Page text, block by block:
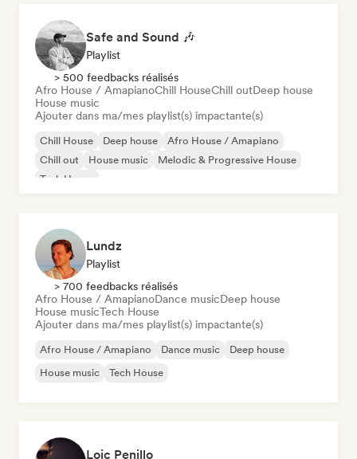
Safe and Sound 🎶
Playlist
> 500 feedbacks réalisés
Afro House / AmapianoChill HouseChill outDeep house
House music
Ajouter dans ma/mes playlist(s) impactante(s)
Chill House Deep house
Afro House / Amapiano
Chill out
House music
Melodic & Progressive House
Tech House
Lundz
Playlist
> 700 feedbacks réalisés
Afro House / AmapianoDance musicDeep house
House musicTech House
Ajouter dans ma/mes playlist(s) impactante(s)
Afro House / Amapiano Dance music
Deep house
House music
Tech House
Loic Penillo